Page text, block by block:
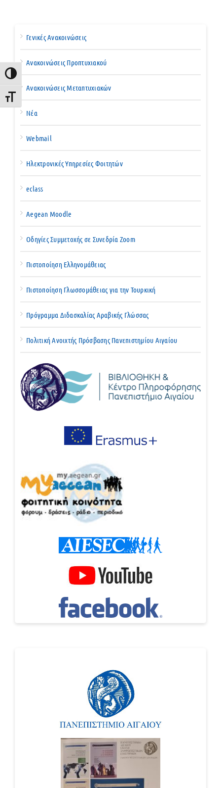
Εναλλαγή Υψηλής Αντίθεσης
Εναλλαγή Μεγέθους Γραμμάτων
Γενικές Ανακοινώσεις
Ανακοινώσεις Προπτυχιακού
Ανακοινώσεις Μεταπτυχιακών
Νέα
Webmail
Ηλεκτρονικές Υπηρεσίες Φοιτητών
eclass
Aegean Moodle
Οδηγίες Συμμετοχής σε Συνεδρία Zoom
Πιστοποίηση Ελληνομάθειας
Πιστοποίηση Γλωσσομάθειας για την Τουρκική
Πρόγραμμα Διδασκαλίας Αραβικής Γλώσσας
Πολιτική Ανοιχτής Πρόσβασης Πανεπιστημίου Αιγαίου